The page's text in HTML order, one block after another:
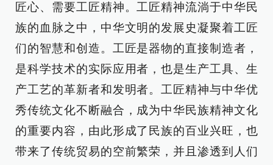
匠心、需要工匠精神。工匠精神流淌于中华民
族的血脉之中，中华文明的发展史凝聚着工匠
们的智慧和创造。工匠是器物的直接制造者，
是科学技术的实际应用者，也是生产工具、生
产工艺的革新者和发明者。工匠精神与中华优
秀传统文化不断融合，成为中华民族精神文化
的重要内容，由此形成了民族的百业兴旺，也
带来了传统贸易的空前繁荣，并且渗透到人们